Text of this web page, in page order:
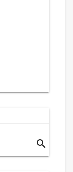
search